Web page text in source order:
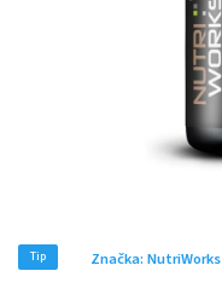
Tip Značka: NutriWorks